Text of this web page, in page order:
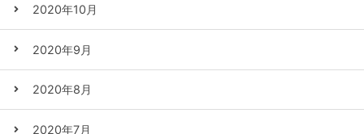
2020年10月
2020年9月
2020年8月
2020年7月